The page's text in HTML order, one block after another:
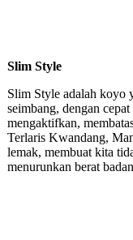
Slim Style
Slim Style adalah koyo
seimbang, dengan
mengaktifkan,
Terlaris Kwandang,
lemak, membuat kita
menurunkan berat